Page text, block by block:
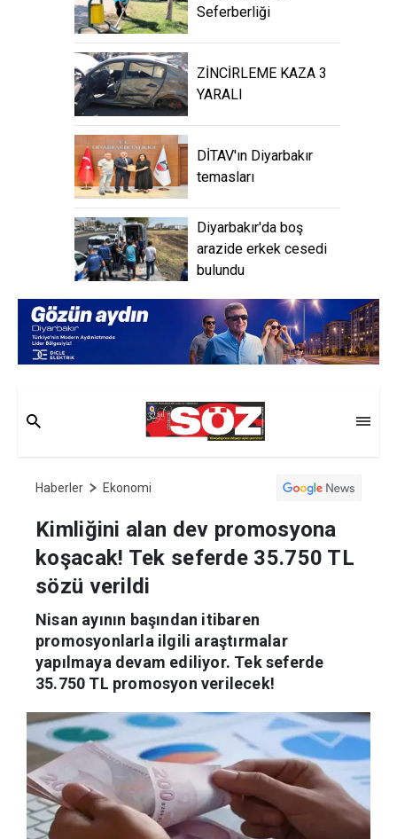
Seferberliği
ZİNCİRLEME KAZA 3
YARALI
DİTAV'ın Diyarbakır
temasları
Diyarbakır'da boş
arazide erkek cesedi
bulundu
Haberler Ekonomi
Kimliğini alan dev promosyona
koşacak! Tek seferde 35.750 TL
sözü verildi
Nisan ayının başından itibaren
promosyonlarla ilgili araştırmalar
yapılmaya devam ediliyor. Tek seferde
35.750 TL promosyon verilecek!